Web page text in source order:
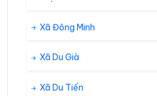
Xã Đông Minh
Xã Du Già
Xã Du Tiến